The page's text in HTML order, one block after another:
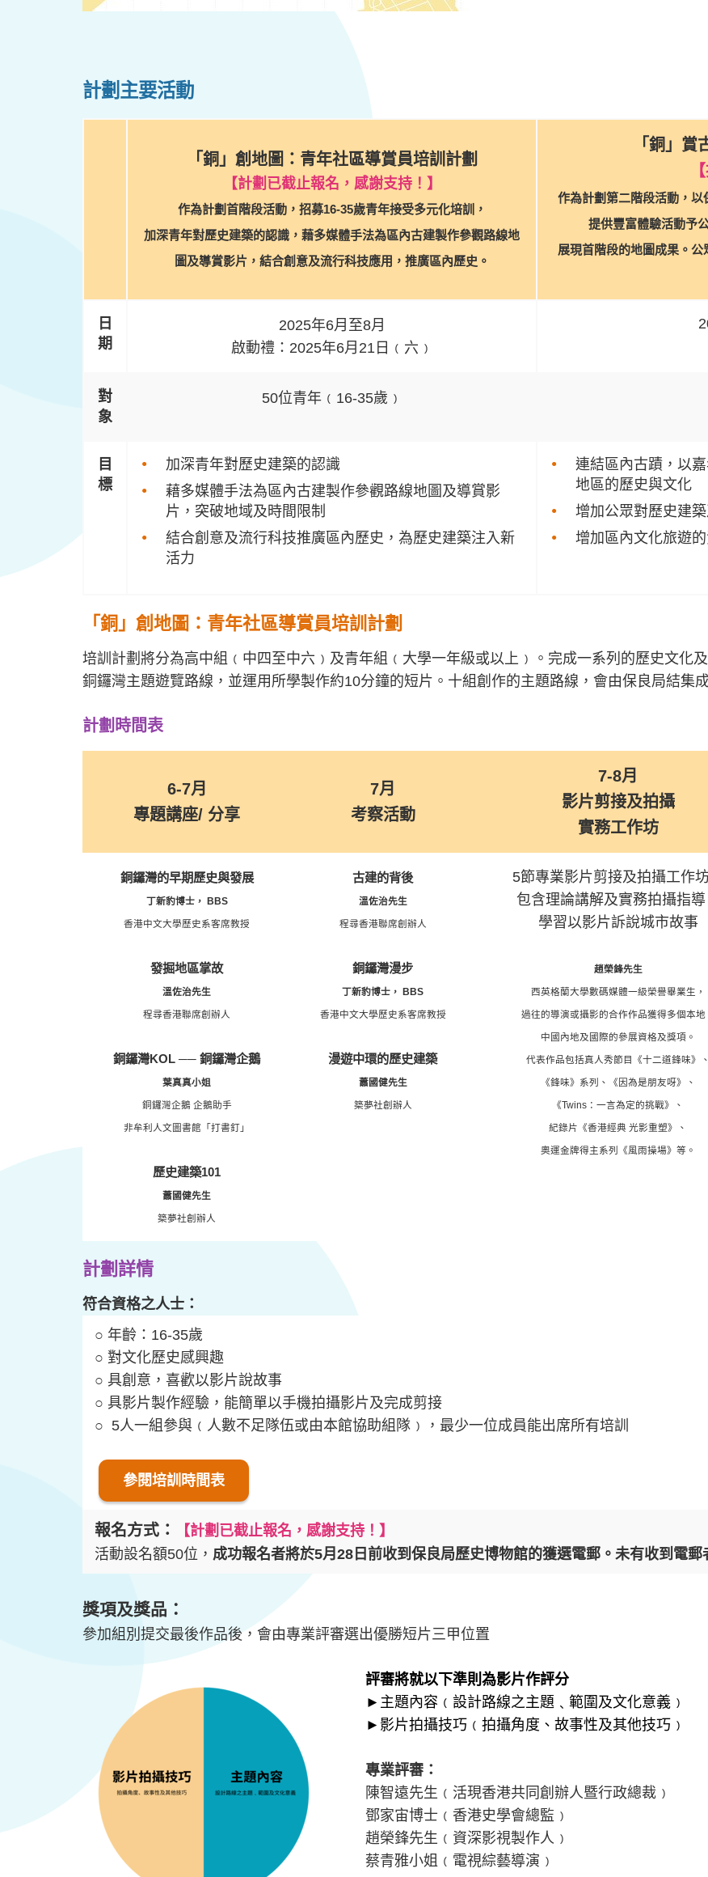
計劃主要活動
「銅」創地圖：青年社區導賞員培訓計劃
【計劃已截止報名，感謝支持！】
作為計劃首階段活動，招募16-35歲青年接受多元化培訓，
加深青年對歷史建築的認識，藉多媒體手法為區內古建製作參觀路線地
圖及導賞影片，結合創意及流行科技應用，推廣區內歷史。
「銅」賞
【
作為計劃第二階段活動，以
提供豐富體驗活動予
展現首階段的地圖成果。
日
期
2025年6月至8月
啟動禮：2025年6月21日﹙六﹚
對
象
50位青年﹙16-35歲﹚
目
標
加深青年對歷史建築的認識
藉多媒體手法為區內古建製作參觀路線地圖及導賞影
片，突破地域及時間限制
結合創意及流行科技推廣區內歷史，為歷史建築注入新
活力
連結區內古蹟，以
地區的歷史與文化
增加公眾對歷史建
增加區內文化旅遊
「銅」創地圖：青年社區導賞員培訓計劃
培訓計劃將分為高中組﹙中四至中六﹚及青年組﹙大學一年級或以上﹚。完成一系列的歷史文化
銅鑼灣主題遊覽路線，並運用所學製作約10分鐘的短片。十組創作的主題路線，會由保良局結集
計劃時間表
6-7月
專題講座/ 分享
7月
考察活動
7-8月
影片剪接及拍攝
實務工作坊
銅鑼灣的早期歷史與發展
丁新豹博士， BBS
香港中文大學歷史系客席教授
發掘地區掌故
溫佐治先生
程尋香港聯席創辦人
銅鑼灣KOL ── 銅鑼灣企鵝
葉真真小姐
銅鑼灣企鵝 企鵝助手
非牟利人文圖書館「打書釘」
歷史建築101
蕭國健先生
築夢社創辦人
古建的背後
溫佐治先生
程尋香港聯席創辦人
銅鑼灣漫步
丁新豹博士， BBS
香港中文大學歷史系客席教授
漫遊中環的歷史建築
蕭國健先生
築夢社創辦人
5節專業影片剪接及拍攝工作坊
包含理論講解及實務拍攝指導
學習以影片訴說城市故事
趙榮鋒先生
西英格蘭大學數碼媒體一級榮譽畢業生，
過往的導演或攝影的合作作品獲得多個本地
中國內地及國際的參展資格及獎項。
代表作品包括真人秀節目《十二道鋒味》、
《鋒味》系列、 《因為是朋友呀》、
《Twins：一言為定的挑戰》、
紀錄片《香港經典 光影重塑》、
奧運金牌得主系列《風雨操場》等。
計劃 詳情
符合資格之人士：
○ 年齡：16-35歲
○ 對文化歷史感興趣
○ 具創意，喜歡以影片說故事
○ 具影片製作經驗，能簡單以手機拍攝影片及完成剪接
○ 5人一組參與﹙人數不足隊伍或由本館協助組隊﹚，最少一位成員能出席所有培訓
參閱培訓時間表
報名方式：
【計劃已截止報名，感謝支持！】
活動設名額50位， 成功報名者將於5月28日前收到保良局歷史博物館的獲選電郵。未有收到電郵
獎項及獎品：
參加組別提交最後作品後，會由專業評審選出優勝短片三甲位置
評審將就以下準則為影片作評分
►主題內容﹙設計路線之主題﹑範圍及文化意義﹚
►影片拍攝技巧﹙拍攝角度、故事性及其他技巧﹚
專業評審：
陳智遠先生﹙活現香港共同創辦人暨行政總裁﹚
鄧家宙博士﹙香港史學會總監﹚
趙榮鋒先生﹙資深影視製作人﹚
蔡青雅小姐﹙電視綜藝導演﹚